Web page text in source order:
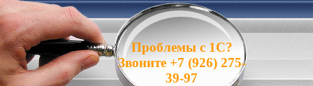
Проблемы с 1С?
Звоните +7 (926) 275-
39-97